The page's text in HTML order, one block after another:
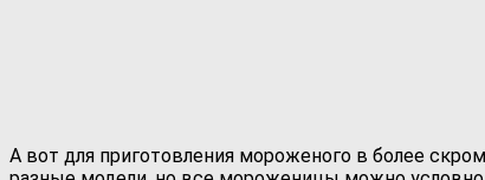
А вот для приготовления мороженого в более